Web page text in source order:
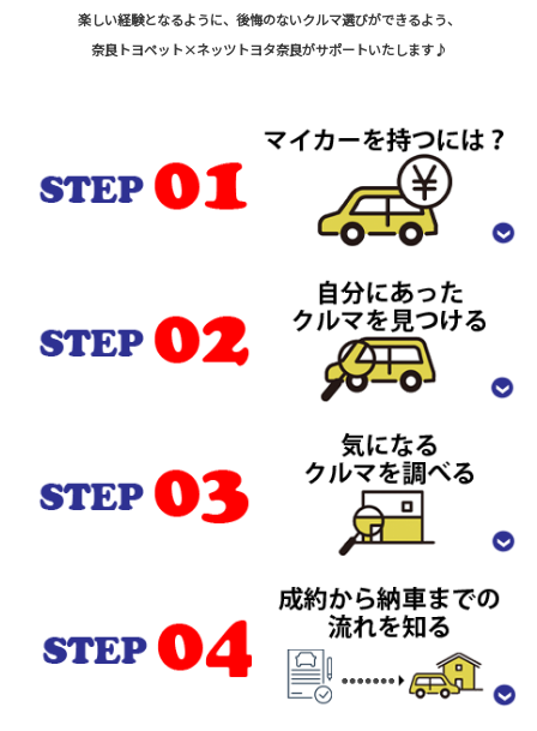
楽しい経験となるように、後悔のないクルマ選びができるよう、
奈良トヨペット×ネッツトヨタ奈良がサポートいたします♪